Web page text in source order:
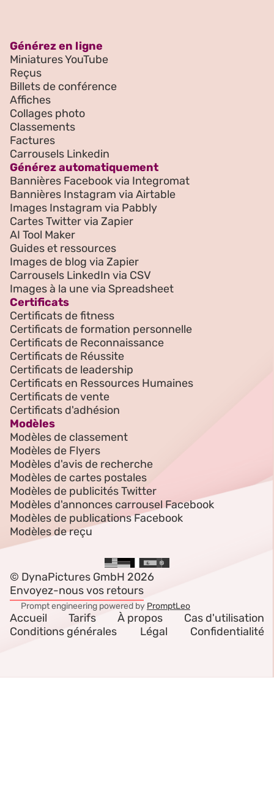
Générez en ligne
Miniatures YouTube
Reçus
Billets de conférence
Affiches
Collages photo
Classements
Factures
Carrousels Linkedin
Générez automatiquement
Bannières Facebook via Integromat
Bannières Instagram via Airtable
Images Instagram via Pabbly
Cartes Twitter via Zapier
AI Tool Maker
Guides et ressources
Images de blog via Zapier
Carrousels LinkedIn via CSV
Images à la une via Spreadsheet
Certificats
Certificats de fitness
Certificats de formation personnelle
Certificats de Reconnaissance
Certificats de Réussite
Certificats de leadership
Certificats en Ressources Humaines
Certificats de vente
Certificats d'adhésion
Modèles
Modèles de classement
Modèles de Flyers
Modèles d'avis de recherche
Modèles de cartes postales
Modèles de publicités Twitter
Modèles d'annonces carrousel Facebook
Modèles de publications Facebook
Modèles de reçu
© DynaPictures GmbH 2026
Envoyez-nous vos retours
Prompt engineering powered by PromptLeo
Accueil Tarifs À propos
Cas d'utilisation
Conditions générales
Légal Confidentialité